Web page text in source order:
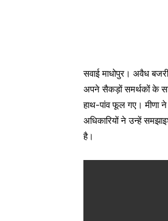
सवाई माधोपुर। अवैध
अपने सैकड़ों समर्थकों के
हाथ-पांव फूल गए। मीणा
अधिकारियों ने उन्हें
है।